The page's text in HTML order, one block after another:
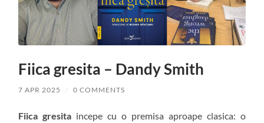
Fiica gresita – Dandy Smith
7 APR 2025 / 0 COMMENTS
Fiica gresita incepe cu o premisa aproape clasica: o